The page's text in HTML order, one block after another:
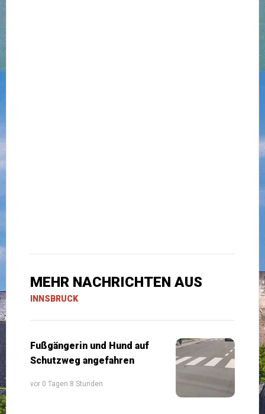
MEHR NACHRICHTEN AUS
INNSBRUCK
Fußgängerin und Hund auf
Schutzweg angefahren
vor 0 Tagen 8 Stunden